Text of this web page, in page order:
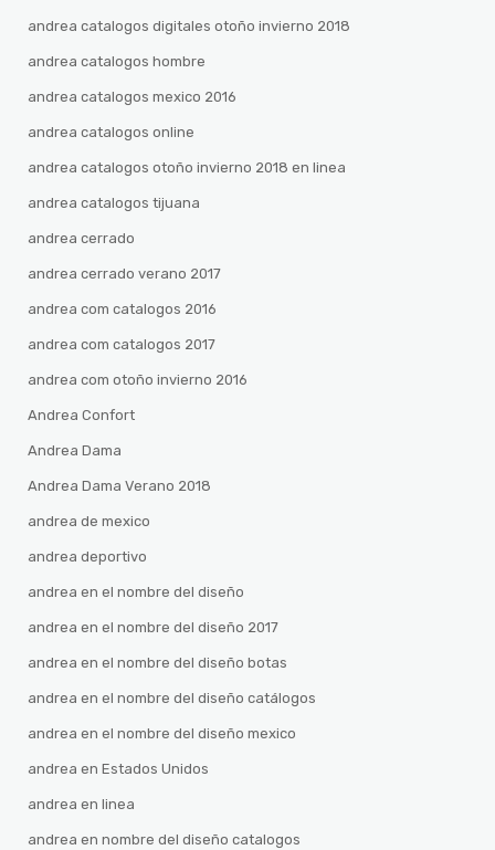
andrea catalogos digitales otoño invierno 2018
andrea catalogos hombre
andrea catalogos mexico 2016
andrea catalogos online
andrea catalogos otoño invierno 2018 en linea
andrea catalogos tijuana
andrea cerrado
andrea cerrado verano 2017
andrea com catalogos 2016
andrea com catalogos 2017
andrea com otoño invierno 2016
Andrea Confort
Andrea Dama
Andrea Dama Verano 2018
andrea de mexico
andrea deportivo
andrea en el nombre del diseño
andrea en el nombre del diseño 2017
andrea en el nombre del diseño botas
andrea en el nombre del diseño catálogos
andrea en el nombre del diseño mexico
andrea en Estados Unidos
andrea en linea
andrea en nombre del diseño catalogos